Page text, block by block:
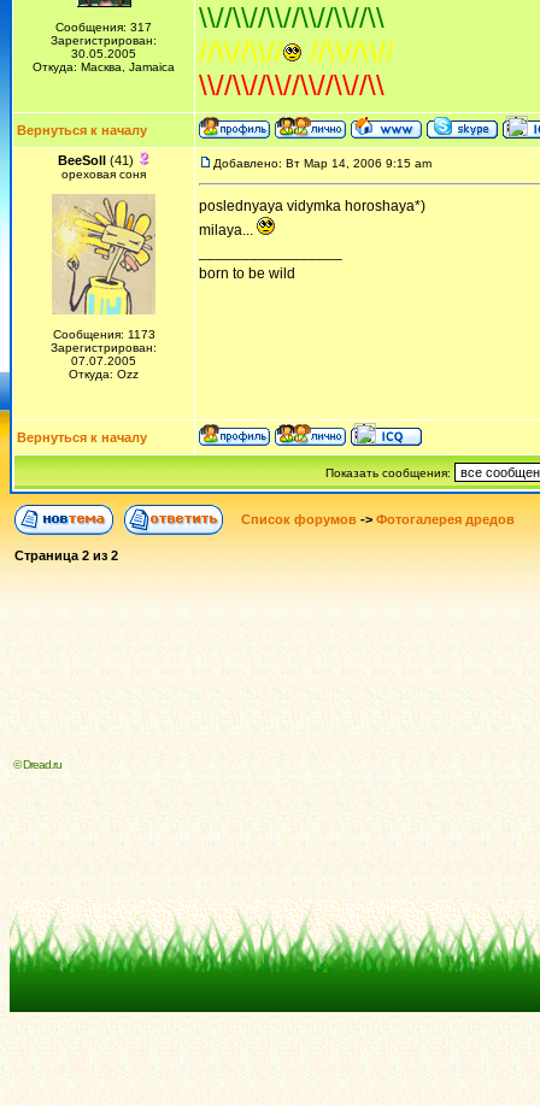
Сообщения: 317
Зарегистрирован:
30.05.2005
Откуда: Масква, Jamaica
\\//\\//\\//\\//\\//\\
//\\//\\//
//\\//\\//
\\//\\//\\//\\//\\//\\
Вернуться к началу
BeeSoll(41)
ореховая соня
Сообщения: 1173
Зарегистрирован:
07.07.2005
Откуда: Ozz
Добавлено: Вт Мар 14, 2006 9:15 am
poslednyaya vidymka horoshaya*)
milaya...
born to be wild
Вернуться к началу
Показать сообщения:
Список форумов -> Фотогалерея дредов
Страница 2 из 2
© Dread.ru